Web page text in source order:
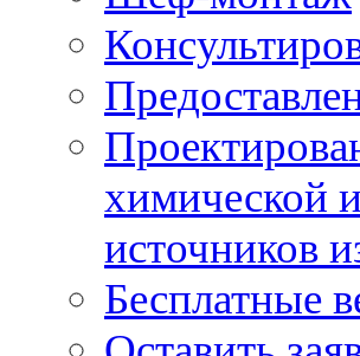
химической
источников
Бесплатные